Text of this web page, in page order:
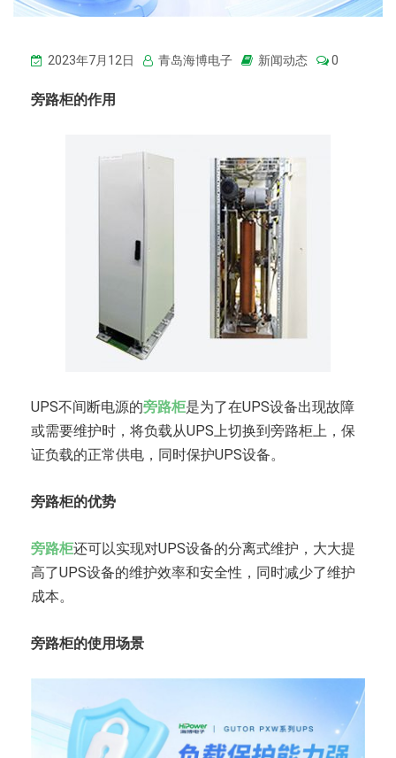
2023年7月12日 青岛海博电子 新闻动态 0
旁路柜的作用
UPS不间断电源的旁路柜是为了在UPS设备出现故障
或需要维护时，将负载从UPS上切换到旁路柜上，保
证负载的正常供电，同时保护UPS设备。
旁路柜的优势
旁路柜还可以实现对UPS设备的分离式维护，大大提
高了UPS设备的维护效率和安全性，同时减少了维护
成本。
旁路柜的使用场景